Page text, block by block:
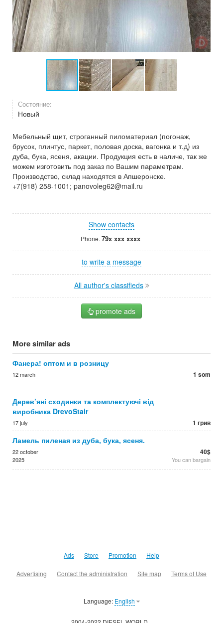
Состояние:
Новый
Мебельный щит, строганный пиломатериал (погонаж,
брусок, плинтус, паркет, половая доска, вагонка и т.д) из
дуба, бука, ясеня, акации. Продукция есть в наличе, так же
можем изготовить под заказ по Вашим параметрам.
Производство, склад находятся в Апшеронске.
+7(918) 258-1001; panovoleg62@mail.ru
Show contacts
Phone. 79x xxx xxxx
to write a message
All author's classifieds
promote ads
More similar ads
Фанера! оптом и в розницу
12 march 1 som
Дерев’яні сходинки та комплектуючі від
виробника DrevoStair
17 july 1 грив
Ламель пиленая из дуба, бука, ясеня.
22 october
2025
40$
You can bargain
Ads Store Promotion Help
Advertising Contact the administration Site map Terms of Use
Language: English